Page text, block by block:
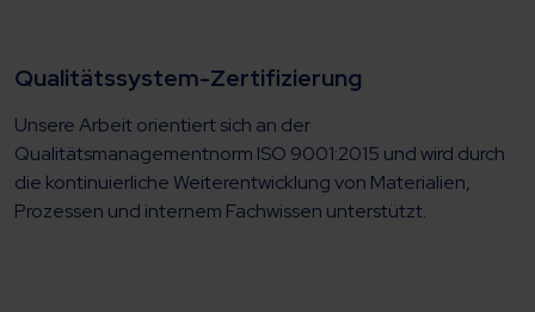
Qualitätssystem-Zertifizierung
Unsere Arbeit orientiert sich an der
Qualitätsmanagementnorm ISO 9001:2015 und wird durch
die kontinuierliche Weiterentwicklung von Materialien,
Prozessen und internem Fachwissen unterstützt.